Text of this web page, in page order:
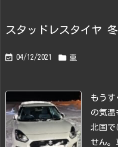
スタッドレスタイヤ
 04/12/2021  車
もうす
の気温
北国で
せん。